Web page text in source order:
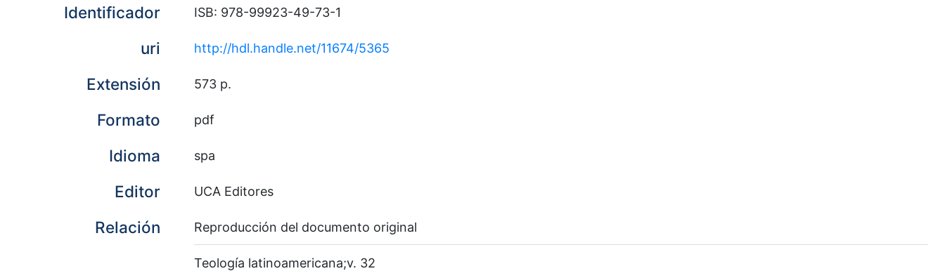
Identificador ISB: 978-99923-49-73-1
uri http://hdl.handle.net/11674/5365
Extensión 573 p.
Formato pdf
Idioma spa
Editor UCA Editores
Relación Reproducción del documento original
Teología latinoamericana;v. 32